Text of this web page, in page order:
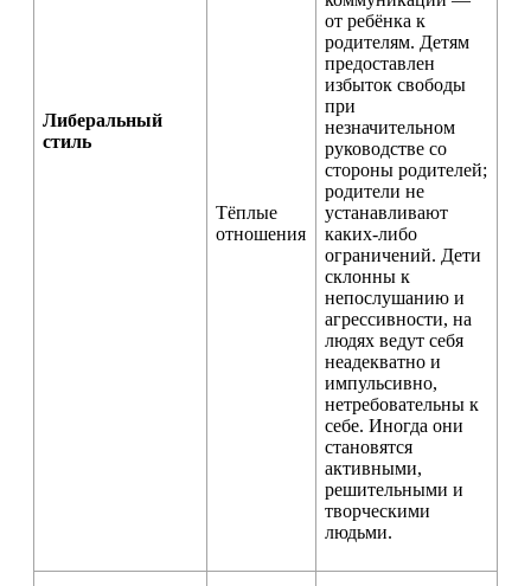
Либеральный
стиль
Тёплые
отношения
от ребёнка к
родителям. Детям
предоставлен
избыток свободы
при
незначительном
руководстве со
стороны родителей;
родители не
устанавливают
каких-либо
ограничений. Дети
склонны к
непослушанию и
агрессивности, на
людях ведут себя
неадекватно и
импульсивно,
нетребовательны к
себе. Иногда они
становятся
активными,
решительными и
творческими
людьми.